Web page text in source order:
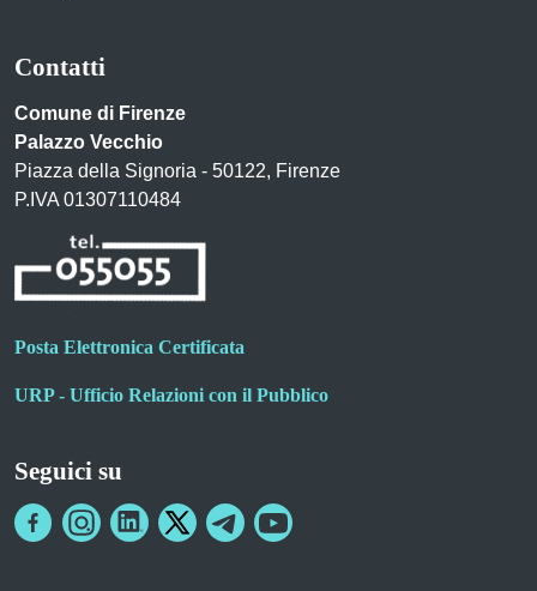
Contatti
Comune di Firenze
Palazzo Vecchio
Piazza della Signoria - 50122, Firenze
P.IVA 01307110484
Posta Elettronica Certificata
URP - Ufficio Relazioni con il Pubblico
Seguici su